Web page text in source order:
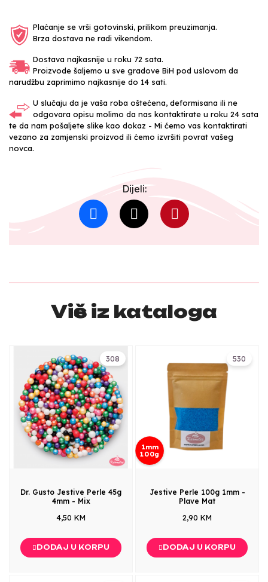
Plaćanje se vrši gotovinski, prilikom preuzimanja.
Brza dostava ne radi vikendom.
Dostava najkasnije u roku 72 sata.
Proizvode šaljemo u sve gradove BiH pod uslovom da
narudžbu zaprimimo najkasnije do 14 sati.
U slučaju da je vaša roba oštećena, deformisana ili ne
odgovara opisu molimo da nas kontaktirate u roku 24 sata
te da nam pošaljete slike kao dokaz - Mi ćemo vas kontaktirati
vezano za zamjenski proizvod ili ćemo izvršiti povrat vašeg
novca.
Dijeli:
Više iz kataloga
308
Dr. Gusto Jestive Perle 45g
4mm - Mix
4,50 KM
DODAJ U KORPU
530
1mm
100g
Jestive Perle 100g 1mm -
Plave Mat
2,90 KM
DODAJ U KORPU